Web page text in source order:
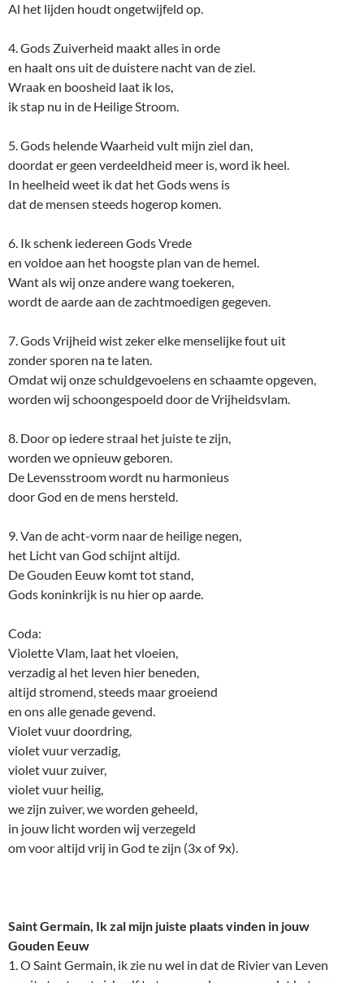
Al het lijden houdt ongetwijfeld op.
4. Gods Zuiverheid maakt alles in orde
en haalt ons uit de duistere nacht van de ziel.
Wraak en boosheid laat ik los,
ik stap nu in de Heilige Stroom.
5. Gods helende Waarheid vult mijn ziel dan,
doordat er geen verdeeldheid meer is, word ik heel.
In heelheid weet ik dat het Gods wens is
dat de mensen steeds hogerop komen.
6. Ik schenk iedereen Gods Vrede
en voldoe aan het hoogste plan van de hemel.
Want als wij onze andere wang toekeren,
wordt de aarde aan de zachtmoedigen gegeven.
7. Gods Vrijheid wist zeker elke menselijke fout uit
zonder sporen na te laten.
Omdat wij onze schuldgevoelens en schaamte opgeven,
worden wij schoongespoeld door de Vrijheidsvlam.
8. Door op iedere straal het juiste te zijn,
worden we opnieuw geboren.
De Levensstroom wordt nu harmonieus
door God en de mens hersteld.
9. Van de acht-vorm naar de heilige negen,
het Licht van God schijnt altijd.
De Gouden Eeuw komt tot stand,
Gods koninkrijk is nu hier op aarde.
Coda:
Violette Vlam, laat het vloeien,
verzadig al het leven hier beneden,
altijd stromend, steeds maar groeiend
en ons alle genade gevend.
Violet vuur doordring,
violet vuur verzadig,
violet vuur zuiver,
violet vuur heilig,
we zijn zuiver, we worden geheeld,
in jouw licht worden wij verzegeld
om voor altijd vrij in God te zijn (3x of 9x).
Saint Germain, Ik zal mijn juiste plaats vinden in jouw
Gouden Eeuw
1. O Saint Germain, ik zie nu wel in dat de Rivier van Leven